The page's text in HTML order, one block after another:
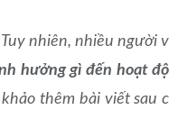
nhiên, nhiều người
hưởng gì đến hoạt
thêm bài viết sau